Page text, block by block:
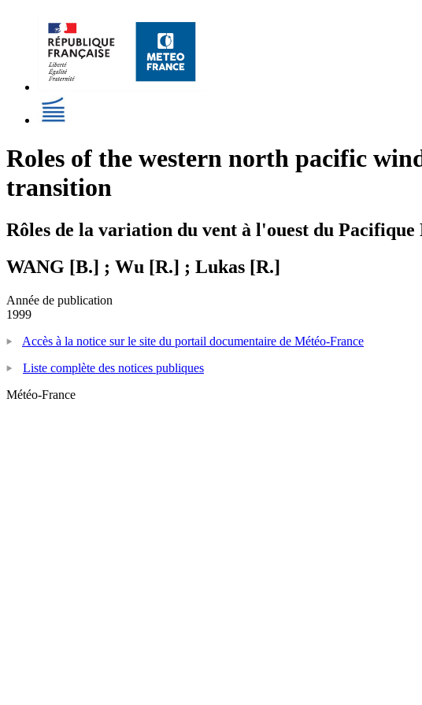
Roles of the western north pacific
transition
Rôles de la variation du vent à l'ouest du
WANG [B.] ; Wu [R.] ; Lukas [R.]
Année de publication
1999
Accès à la notice sur le site du portail documentaire de Météo-France
Liste complète des notices publiques
Météo-France